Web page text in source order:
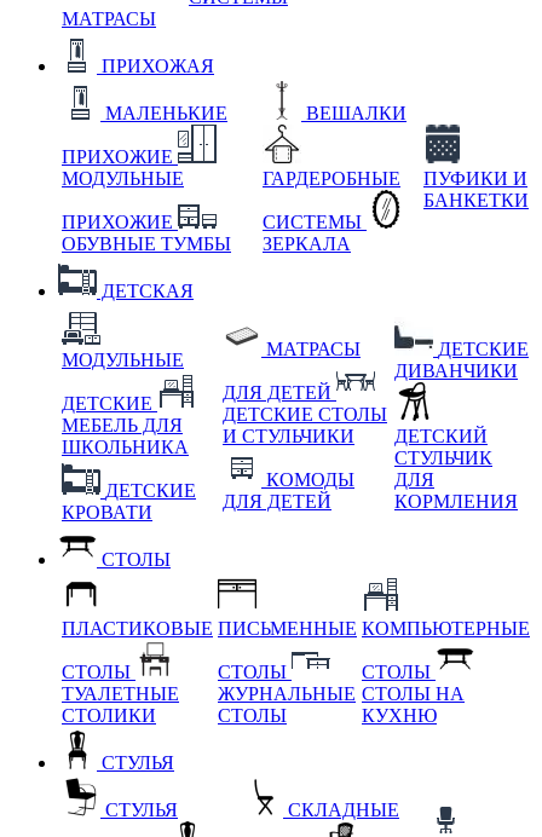
МАТРАСЫ
ПРИХОЖАЯ
МАЛЕНЬКИЕ
ПРИХОЖИЕ
МОДУЛЬНЫЕ
ПРИХОЖИЕ
ОБУВНЫЕ ТУМБЫ
ВЕШАЛКИ
ГАРДЕРОБНЫЕ
СИСТЕМЫ
ЗЕРКАЛА
ПУФИКИ И
БАНКЕТКИ
ДЕТСКАЯ
МОДУЛЬНЫЕ
ДЕТСКИЕ
МЕБЕЛЬ ДЛЯ
ШКОЛЬНИКА
ДЕТСКИЕ
КРОВАТИ
МАТРАСЫ
ДЛЯ ДЕТЕЙ
ДЕТСКИЕ СТОЛЫ
И СТУЛЬЧИКИ
КОМОДЫ
ДЛЯ ДЕТЕЙ
ДЕТСКИЕ
ДИВАНЧИКИ
ДЕТСКИЙ
СТУЛЬЧИК
ДЛЯ
КОРМЛЕНИЯ
СТОЛЫ
ПЛАСТИКОВЫЕ
СТОЛЫ
ТУАЛЕТНЫЕ
СТОЛИКИ
ПИСЬМЕННЫЕ
СТОЛЫ
ЖУРНАЛЬНЫЕ
СТОЛЫ
КОМПЬЮТЕРНЫЕ
СТОЛЫ
СТОЛЫ НА
КУХНЮ
СТУЛЬЯ
СТУЛЬЯ СКЛАДНЫЕ